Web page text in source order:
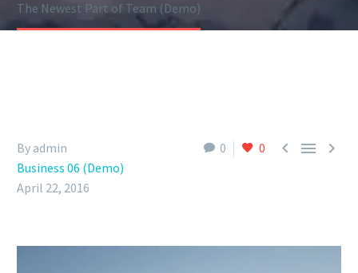
The Newest Part of Team (Demo)
0 0   
By admin
Business 06 (Demo)
April 22, 2016